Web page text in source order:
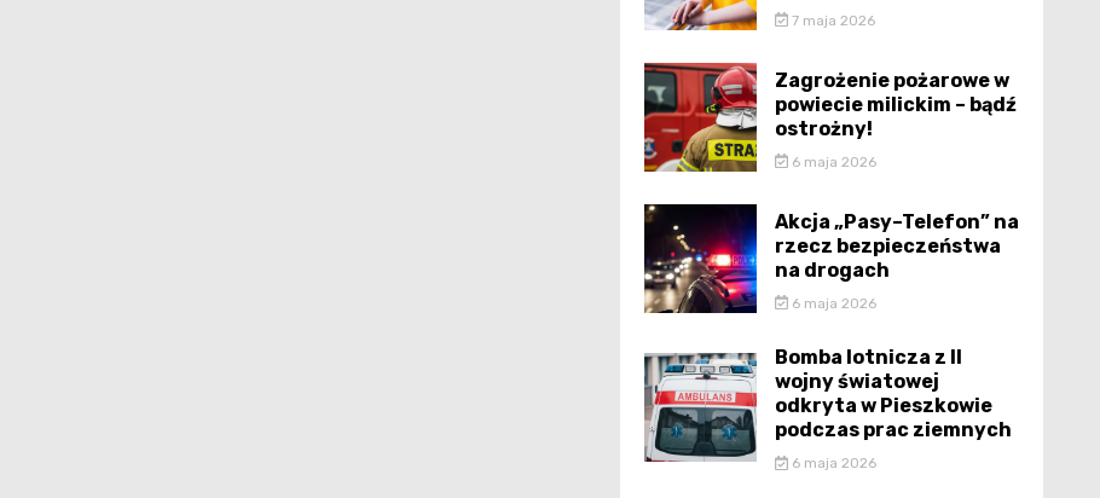
7 maja 2026
Zagrożenie pożarowe w
powiecie milickim – bądź
ostrożny!
6 maja 2026
Akcja „Pasy–Telefon” na
rzecz bezpieczeństwa
na drogach
6 maja 2026
Bomba lotnicza z II
wojny światowej
odkryta w Pieszkowie
podczas prac ziemnych
6 maja 2026